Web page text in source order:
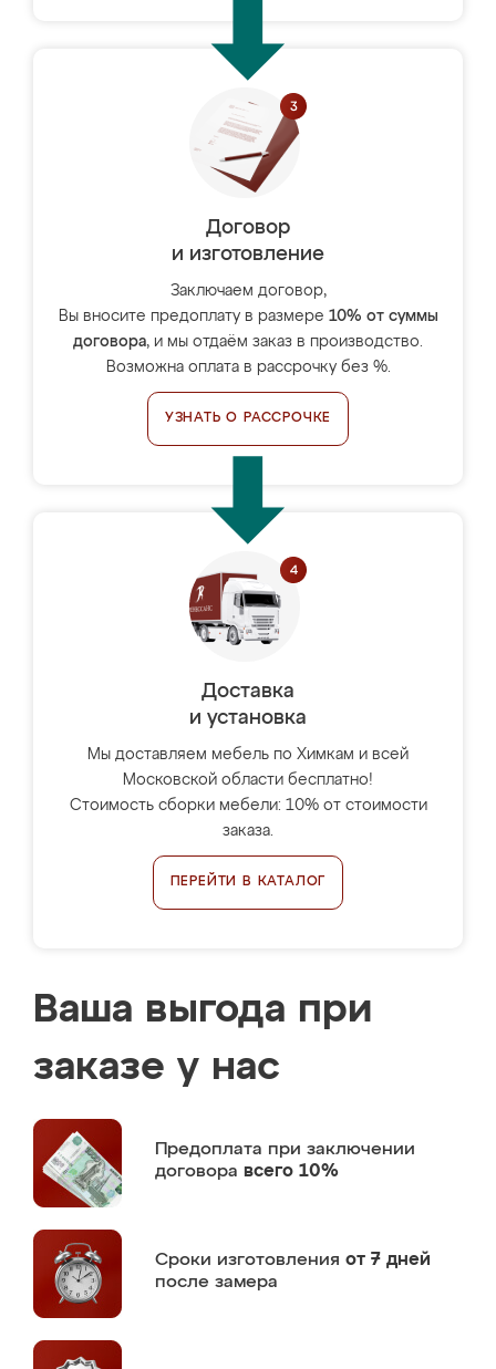
Договор
и изготовление
Заключаем договор,
Вы вносите предоплату в размере 10% от суммы
договора, и мы отдаём заказ в производство.
Возможна оплата в рассрочку без %.
УЗНАТЬ О РАССРОЧКЕ
Доставка
и установка
Мы доставляем мебель по Химкам и всей
Московской области бесплатно!
Стоимость сборки мебели: 10% от стоимости
заказа.
ПЕРЕЙТИ В КАТАЛОГ
Ваша выгода при
заказе у нас
Предоплата при заключении
договора всего 10%
Сроки изготовления от 7 дней
после замера